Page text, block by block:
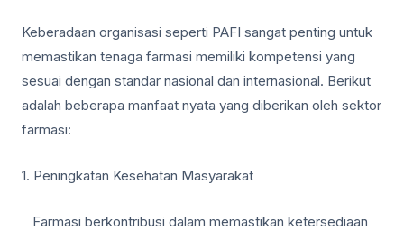
Keberadaan organisasi seperti PAFI sangat penting untuk
memastikan tenaga farmasi memiliki kompetensi yang
sesuai dengan standar nasional dan internasional. Berikut
adalah beberapa manfaat nyata yang diberikan oleh sektor
farmasi:
1. Peningkatan Kesehatan Masyarakat
Farmasi berkontribusi dalam memastikan ketersediaan